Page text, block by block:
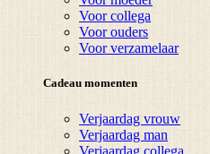
Voor collega
Voor ouders
Voor verzamelaar
Cadeau momenten
Verjaardag vrouw
Verjaardag man
Verjaardag collega